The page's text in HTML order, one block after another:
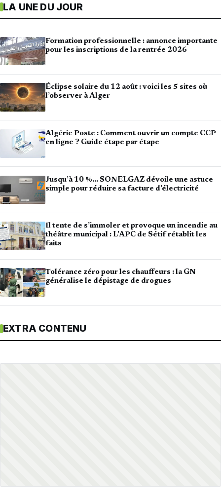
LA UNE DU JOUR
Formation professionnelle : annonce importante
pour les inscriptions de la rentrée 2026
Éclipse solaire du 12 août : voici les 5 sites où
l’observer à Alger
Algérie Poste : Comment ouvrir un compte CCP
en ligne ? Guide étape par étape
Jusqu’à 10 %… SONELGAZ dévoile une astuce
simple pour réduire sa facture d’électricité
Il tente de s’immoler et provoque un incendie au
théâtre municipal : L’APC de Sétif rétablit les
faits
Tolérance zéro pour les chauffeurs : la GN
généralise le dépistage de drogues
EXTRA CONTENU